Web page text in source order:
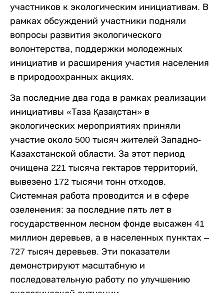
участников к экологическим инициативам. В
рамках обсуждений участники подняли
вопросы развития экологического
волонтерства, поддержки молодежных
инициатив и расширения участия населения
в природоохранных акциях.
За последние два года в рамках реализации
инициативы «Таза Қазақстан» в
экологических мероприятиях приняли
участие около 500 тысяч жителей Западно-
Казахстанской области. За этот период
очищена 221 тысяча гектаров территорий,
вывезено 172 тысячи тонн отходов.
Системная работа проводится и в сфере
озеленения: за последние пять лет в
государственном лесном фонде высажен 41
миллион деревьев, а в населенных пунктах –
727 тысяч деревьев. Эти показатели
демонстрируют масштабную и
последовательную работу по улучшению